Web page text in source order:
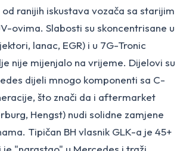
ranijih iskustava vozača sa starijim
ovima. Slabosti su skoncentrisane u
lanac, EGR) i u 7G-Tronic
nije mijenjalo na vrijeme. Dijelovi su
dijeli mnogo komponenti sa C-
što znači da i aftermarket
Hengst) nudi solidne zamjene
Tipičan BH vlasnik GLK-a je 45+